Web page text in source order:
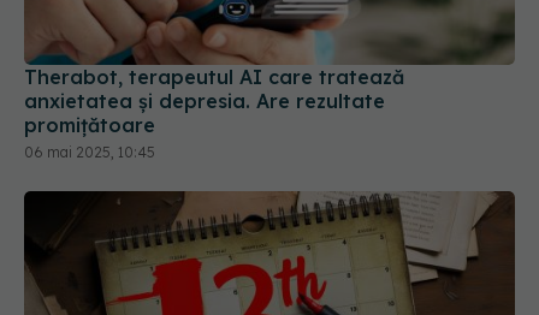
Therabot, terapeutul AI care tratează
anxietatea și depresia. Are rezultate
promițătoare
06 mai 2025, 10:45